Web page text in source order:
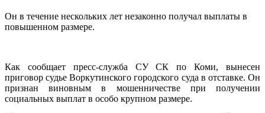
Он в течение нескольких лет незаконно получал выплаты в
повышенном размере.
Как сообщает пресс-служба СУ СК по Коми, вынесен
приговор судье Воркутинского городского суда в отставке. Он
признан виновным в мошенничестве при получении
социальных выплат в особо крупном размере.